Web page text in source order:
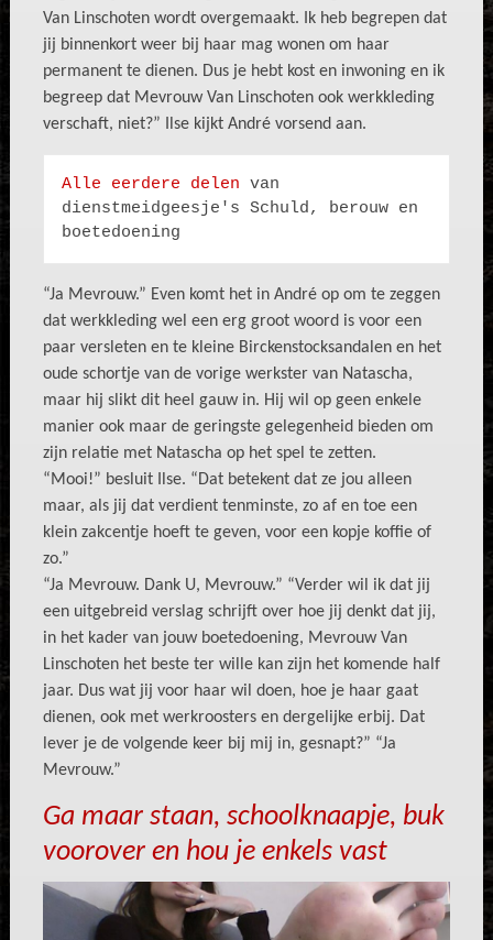
Van Linschoten wordt overgemaakt. Ik heb begrepen dat
jij binnenkort weer bij haar mag wonen om haar
permanent te dienen. Dus je hebt kost en inwoning en ik
begreep dat Mevrouw Van Linschoten ook werkkleding
verschaft, niet?” Ilse kijkt André vorsend aan.
Alle eerdere delen van
dienstmeidgeesje's Schuld, berouw en
boetedoening
“Ja Mevrouw.” Even komt het in André op om te zeggen
dat werkkleding wel een erg groot woord is voor een
paar versleten en te kleine Birckenstocksandalen en het
oude schortje van de vorige werkster van Natascha,
maar hij slikt dit heel gauw in. Hij wil op geen enkele
manier ook maar de geringste gelegenheid bieden om
zijn relatie met Natascha op het spel te zetten.
“Mooi!” besluit Ilse. “Dat betekent dat ze jou alleen
maar, als jij dat verdient tenminste, zo af en toe een
klein zakcentje hoeft te geven, voor een kopje koffie of
zo.”
“Ja Mevrouw. Dank U, Mevrouw.” “Verder wil ik dat jij
een uitgebreid verslag schrijft over hoe jij denkt dat jij,
in het kader van jouw boetedoening, Mevrouw Van
Linschoten het beste ter wille kan zijn het komende half
jaar. Dus wat jij voor haar wil doen, hoe je haar gaat
dienen, ook met werkroosters en dergelijke erbij. Dat
lever je de volgende keer bij mij in, gesnapt?” “Ja
Mevrouw.”
Ga maar staan, schoolknaapje, buk
voorover en hou je enkels vast